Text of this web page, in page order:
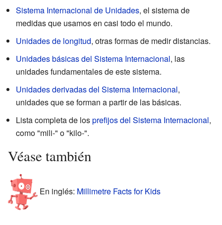
Sistema Internacional de Unidades, el sistema de
medidas que usamos en casi todo el mundo.
Unidades de longitud, otras formas de medir distancias.
Unidades básicas del Sistema Internacional, las
unidades fundamentales de este sistema.
Unidades derivadas del Sistema Internacional,
unidades que se forman a partir de las básicas.
Lista completa de losprefijos del Sistema Internacional,
como "mili-" o "kilo-".
Véase también
En inglés: Millimetre Facts for Kids